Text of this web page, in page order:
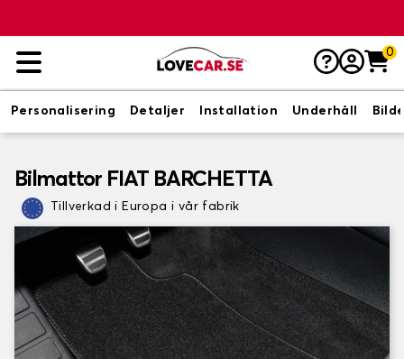
0
Personalisering Detaljer Installation Underhåll
Bilmattor FIAT BARCHETTA
Tillverkad i Europa i vår fabrik